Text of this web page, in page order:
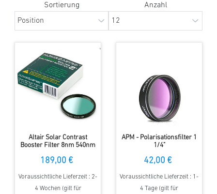
Sortierung Anzahl
Altair Solar Contrast
Booster Filter 8nm 540nm
189,00 €
Voraussichtliche Lieferzeit : 2-
4 Wochen (gilt für
APM - Polarisationsfilter 1
1/4"
42,00 €
Voraussichtliche Lieferzeit : 1-
4 Tage (gilt für